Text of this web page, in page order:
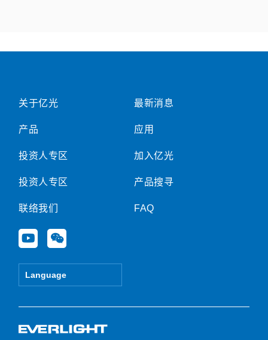
关于亿光
产品
投资人专区
投资人专区
联络我们
Y
o
u
e
W
e
i
Language
最新消息
应用
加入亿光
产品搜寻
FAQ